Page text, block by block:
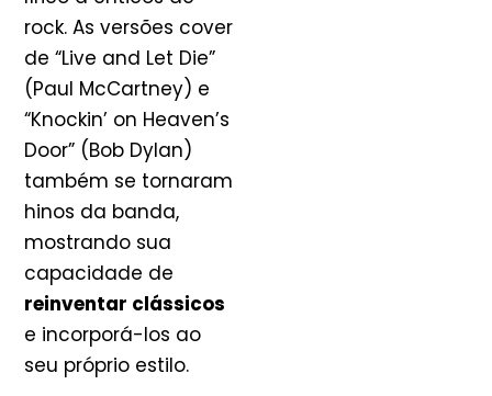
rock. As versões cover
de “Live and Let Die”
(Paul McCartney) e
“Knockin’ on Heaven’s
Door” (Bob Dylan)
também se tornaram
hinos da banda,
mostrando sua
capacidade de
reinventar clássicos
e incorporá-los ao
seu próprio estilo.